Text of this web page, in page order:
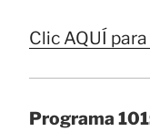
Clic AQUÍ
Programa